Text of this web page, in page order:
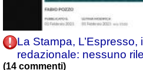
La Stampa,
redazionale: nessuno
(14 commenti)